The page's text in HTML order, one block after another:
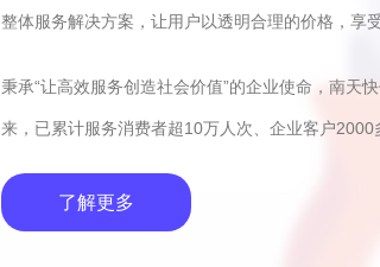
整体服务解决方案，让用户以透明合理的价格，享
秉承“让高效服务创造社会价值”的企业使命，南天
来，已累计服务消费者超10万人次、企业客户2000
了解更多